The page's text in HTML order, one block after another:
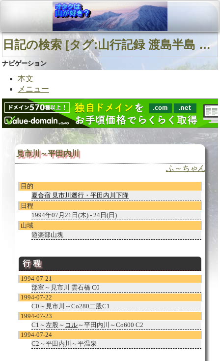
日記の検索 [タグ:山行記録 渡島半島 見市川 夏合宿] 01～01(01件中)
ナビゲーション
本文
メニュー
見市川～平田内川
ふ～ちゃん
目的
夏合宿 見市川遡行・平田内川下降
日程
1994年07月21日(木) - 24日(日)
山域
遊楽部山塊
行程
1994-07-21
部室～見市川 雲石橋 C0
1994-07-22
C0～見市川～Co280二股C1
1994-07-23
C1～左股～ コル～平田内川～Co600 C2
1994-07-24
C2～平田内川～平温泉